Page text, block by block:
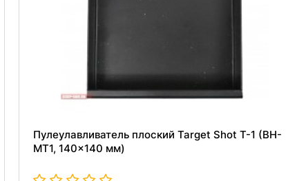
Пулеулавливатель плоский Target Shot T-1 (BH-
MT1, 140x140 мм)